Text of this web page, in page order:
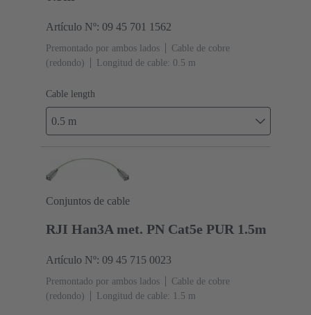
Artículo Nº: 09 45 701 1562
Premontado por ambos lados
Cable de cobre
(redondo)
Longitud de cable: 0.5 m
Cable length
0.5 m
Conjuntos de cable
RJI Han3A met. PN Cat5e PUR 1.5m
Artículo Nº: 09 45 715 0023
Premontado por ambos lados
Cable de cobre
(redondo)
Longitud de cable: 1.5 m